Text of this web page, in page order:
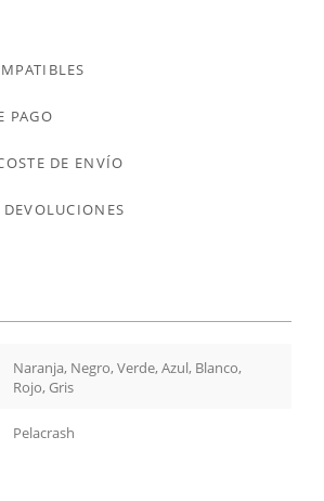
PAGO
DE ENVÍO
Naranja, Negro, Verde, Azul, Blanco,
Rojo, Gris
Pelacrash